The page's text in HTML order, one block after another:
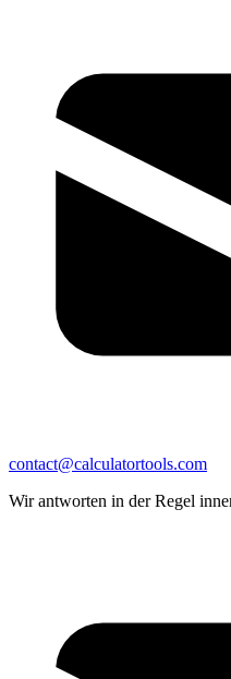
contact@calculatortools.com
Wir antworten in der Regel